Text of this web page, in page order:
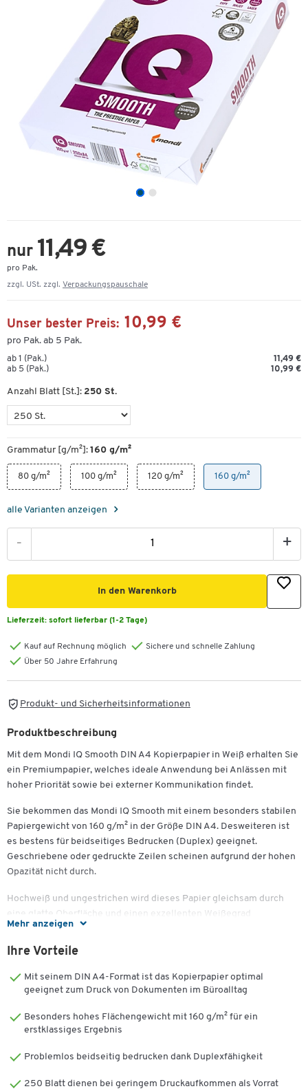
nur 11,49 €
pro Pak.
zzgl. USt. zzgl. Verpackungspauschale
Unser bester Preis: 10,99 €
pro Pak. ab 5 Pak.
ab 1 (Pak.)
11,49 €
ab 5 (Pak.)
10,99 €
Anzahl Blatt [St.]: 250 St.
Grammatur [g/m²]: 160 g/m²
80 g/m² 100 g/m² 120 g/m² 160 g/m²
alle Varianten anzeigen
- +
In den Warenkorb
Lieferzeit: sofort lieferbar (1-2 Tage)
Kauf auf Rechnung möglich
Sichere und schnelle Zahlung
Über 50 Jahre Erfahrung
Produkt- und Sicherheitsinformationen
Mehr anzeigen
Produktbeschreibung
Mit dem Mondi IQ Smooth DIN A4 Kopierpapier in Weiß erhalten Sie
ein Premiumpapier, welches ideale Anwendung bei Anlässen mit
hoher Priorität sowie bei externer Kommunikation findet.
Sie bekommen das Mondi IQ Smooth mit einem besonders stabilen
Papiergewicht von 160 g/m² in der Größe DIN A4. Desweiteren ist
es bestens für beidseitiges Bedrucken (Duplex) geeignet.
Geschriebene oder gedruckte Zeilen scheinen aufgrund der hohen
Opazität nicht durch.
Hochweiß und ungestrichen wird dieses Papier gleichsam durch
eine glatte Oberfläche und einen exzellenten Weißegrad
charakterisiert – die Basis für eine gute Qualität und
ausgezeichnete Druckresultate. Die ColorLok®-Technologie
Ihren Ausdrucken das gewisse Mehr: klarere Bilder,
konturenreichere Texte und ein unverfälschtes Druckbild. Gerade
Papier gedruckt werden.
Volumen verleihen dem Papier eine ordentliche Steifigkeit sowie
Ihre Vorteile
Mit seinem DIN A4-Format ist das Kopierpapier optimal
geeignet zum Druck von Dokumenten im Büroalltag
Besonders hohes Flächengewicht mit 160 g/m² für ein
erstklassiges Ergebnis
Problemlos beidseitig bedrucken dank Duplexfähigkeit
250 Blatt dienen bei geringem Druckaufkommen als Vorrat